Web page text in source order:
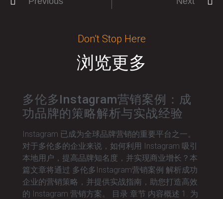
Don’t Stop Here
浏览更多
多伦多Instagram营销案例：成
功品牌的策略解析与实战经验
Instagram 已成为全球品牌营销的重要平台之一。
对于多伦多的企业来说，如何利用 Instagram 吸引
本地用户，提高品牌知名度，并实现商业增长？本
篇文章将通过 多伦多Instagram营销案例 解析成功
企业的营销策略，并提供实战指南，助您打造高效
的 Instagram 营销方案。 目录 章节 内容概述 1. 为